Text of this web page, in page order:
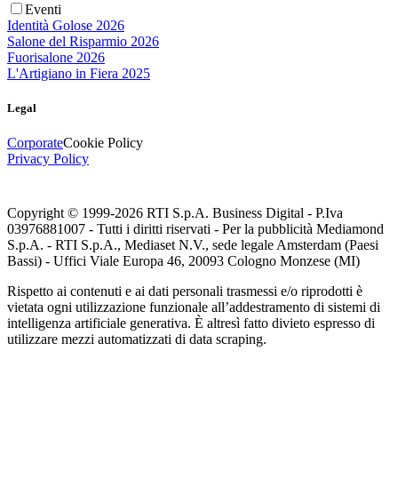
Eventi
Identità Golose 2026
Salone del Risparmio 2026
Fuorisalone 2026
L'Artigiano in Fiera 2025
Legal
CorporateCookie Policy
Privacy Policy
Copyright © 1999-2026 RTI S.p.A. Business Digital - P.Iva
03976881007 - Tutti i diritti riservati - Per la pubblicità Mediamond
S.p.A. - RTI S.p.A., Mediaset N.V., sede legale Amsterdam (Paesi
Bassi) - Uffici Viale Europa 46, 20093 Cologno Monzese (MI)
Rispetto ai contenuti e ai dati personali trasmessi e/o riprodotti è
vietata ogni utilizzazione funzionale all’addestramento di sistemi di
intelligenza artificiale generativa. È altresì fatto divieto espresso di
utilizzare mezzi automatizzati di data scraping.